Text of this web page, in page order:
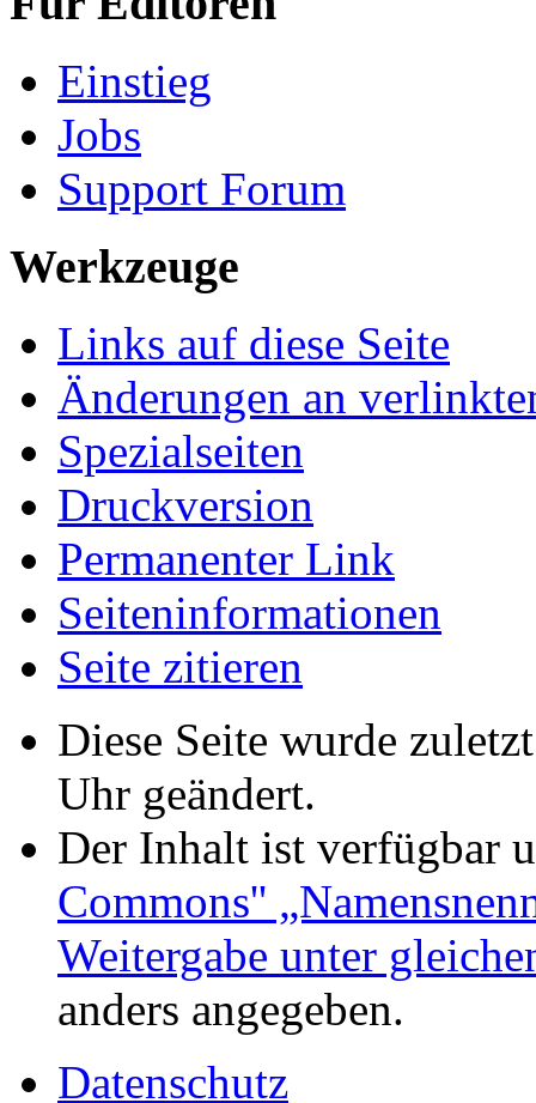
Einstieg
Jobs
Support Forum
Werkzeuge
Links auf diese Seite
Änderungen an
Spezialseiten
Druckversion
Permanenter Link
Seiten­informationen
Seite zitieren
Diese Seite wurde
Uhr geändert.
Der Inhalt ist verfügbar
Commons''
Weitergabe unter
anders angegeben.
Datenschutz